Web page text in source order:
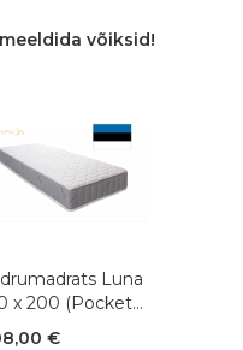
võiksid!
Luna
x 200 (Pocket
€